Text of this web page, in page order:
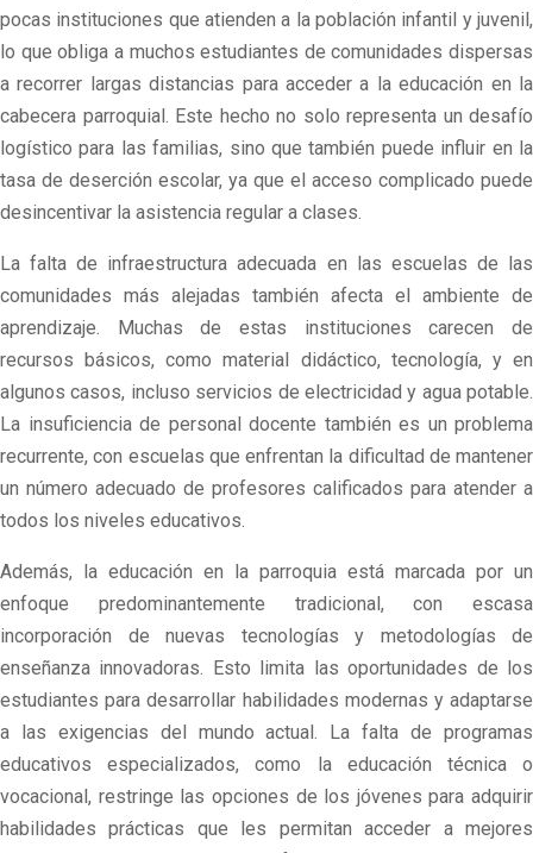
pocas instituciones que atienden a la población infantil y juvenil,
lo que obliga a muchos estudiantes de comunidades dispersas
a recorrer largas distancias para acceder a la educación en la
cabecera parroquial. Este hecho no solo representa un desafío
logístico para las familias, sino que también puede influir en la
tasa de deserción escolar, ya que el acceso complicado puede
desincentivar la asistencia regular a clases.
La falta de infraestructura adecuada en las escuelas de las
comunidades más alejadas también afecta el ambiente de
aprendizaje. Muchas de estas instituciones carecen de
recursos básicos, como material didáctico, tecnología, y en
algunos casos, incluso servicios de electricidad y agua potable.
La insuficiencia de personal docente también es un problema
recurrente, con escuelas que enfrentan la dificultad de mantener
un número adecuado de profesores calificados para atender a
todos los niveles educativos.
Además, la educación en la parroquia está marcada por un
enfoque predominantemente tradicional, con escasa
incorporación de nuevas tecnologías y metodologías de
enseñanza innovadoras. Esto limita las oportunidades de los
estudiantes para desarrollar habilidades modernas y adaptarse
a las exigencias del mundo actual. La falta de programas
educativos especializados, como la educación técnica o
vocacional, restringe las opciones de los jóvenes para adquirir
habilidades prácticas que les permitan acceder a mejores